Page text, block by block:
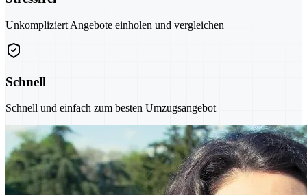
Unkompliziert Angebote einholen und vergleichen
Schnell
Schnell und einfach zum besten Umzugsangebot